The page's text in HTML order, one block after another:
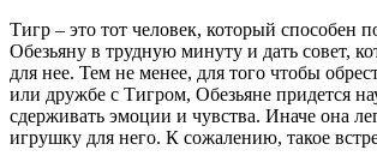
Тигр – это тот человек, который способен
Обезьяну в трудную минуту и дать совет,
для нее. Тем не менее, для того чтобы
или дружбе с Тигром, Обезьяне придется
сдерживать эмоции и чувства. Иначе она
игрушку для него. К сожалению, такое